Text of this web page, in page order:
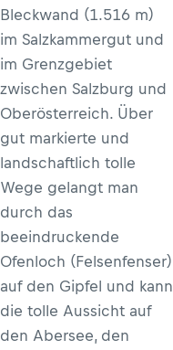
Bleckwand (1.516 m)
im Salzkammergut und
im Grenzgebiet
zwischen Salzburg und
Oberösterreich. Über
gut markierte und
landschaftlich tolle
Wege gelangt man
durch das
beeindruckende
Ofenloch (Felsenfenser)
auf den Gipfel und kann
die tolle Aussicht auf
den Abersee, den